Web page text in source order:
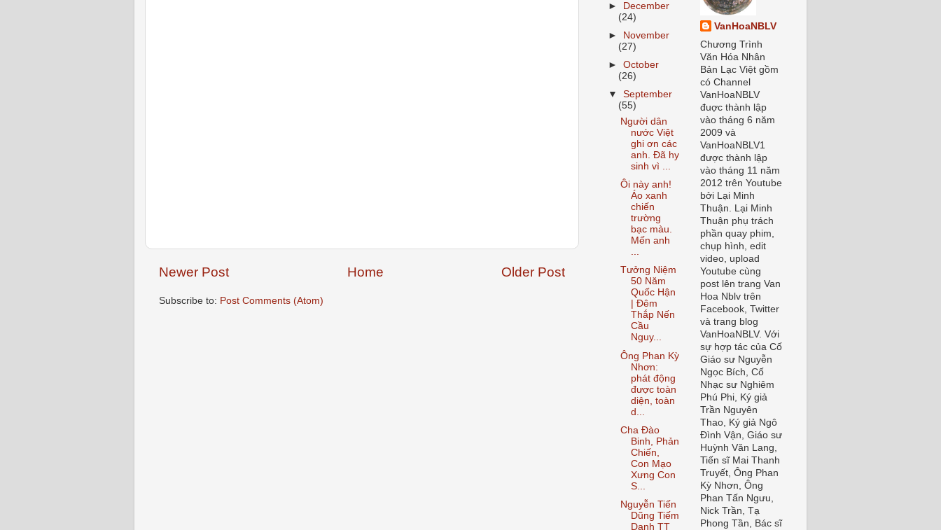
Newer Post Older Post
Home
Subscribe to: Post Comments (Atom)
►
December
(24)
►
November
(27)
►October
(26)
▼September
(55)
Người dân
nước Việt
ghi ơn các
anh. Đã hy
sinh vì ...
Ôi này anh!
Áo xanh
chiến
trường
bạc màu.
Mến anh
...
Tưởng Niệm
50 Năm
Quốc Hận
| Đêm
Thắp Nến
Cầu
Nguy...
Ông Phan Kỳ
Nhơn:
phát động
được toàn
diện, toàn
d...
Cha Đào
Binh, Phản
Chiến,
Con Mạo
Xưng Con
S...
Nguyễn Tiến
Dũng Tiếm
Danh TT
VanHoaNBLV
Chương Trình
Văn Hóa Nhân
Bản Lạc Việt gồm
có Channel
VanHoaNBLV
đuợc thành lập
vào tháng 6 năm
2009 và
VanHoaNBLV1
được thành lập
vào tháng 11 năm
2012 trên Youtube
bởi Lại Minh
Thuận. Lại Minh
Thuận phụ trách
phần quay phim,
chụp hình, edit
video, upload
Youtube cùng
post lên trang Van
Hoa Nblv trên
Facebook, Twitter
và trang blog
VanHoaNBLV. Với
sự hợp tác của Cố
Giáo sư Nguyễn
Ngọc Bích, Cố
Nhạc sư Nghiêm
Phú Phi, Ký giả
Trần Nguyên
Thao, Ký giả Ngô
Đình Vận, Giáo sư
Huỳnh Văn Lang,
Tiến sĩ Mai Thanh
Truyết, Ông Phan
Kỳ Nhơn, Ông
Phan Tấn Ngưu,
Nick Trần, Tạ
Phong Tần, Bác sĩ